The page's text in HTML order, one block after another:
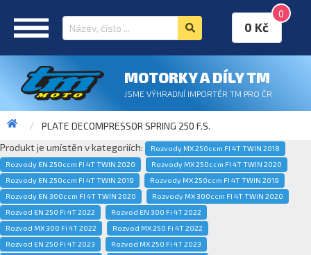
0
0 Kč
MOTORKY A DÍLY TM
JSME VÝHRADNÍ IMPORTÉR TM PRO ČR
PLATE DECOMPRESSOR SPRING 250 F.S.
Produkt je umístěn v kategoriích:
Rozvody MX 250ccm FI 4T TWIN 2018
Rozvody EN 250ccm FI 4T TWIN 2020
Rozvody MX 250ccm FI 4T TWIN 2020
Rozvody EN 250ccm FI 4T TWIN 2019
Rozvody MX 250ccm FI 4T TWIN 2019
Rozvody EN 300ccm FI 4T TWIN 2020
Rozvody MX 300ccm FI 4T TWIN 2020
Rozvod EN 250 Fi 4T 2022
Rozvod EN 300 Fi 4T 2022
Rozvod MX 300 Fi 4T 2022
Rozvod MX 250 Fi 4T 2022
Rozvod EN 250 Fi 4T 2023
Rozvod MX 250 Fi 4T 2023